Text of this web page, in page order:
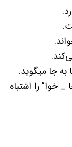
­جا می­گوید.
_ خوا” را اشتباه